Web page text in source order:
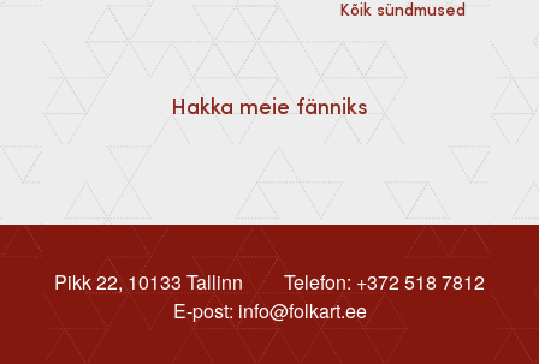
Kõik sündmused
Hakka meie fänniks
Pikk 22, 10133 Tallinn
Telefon: +372 518 7812
E-post: info@folkart.ee